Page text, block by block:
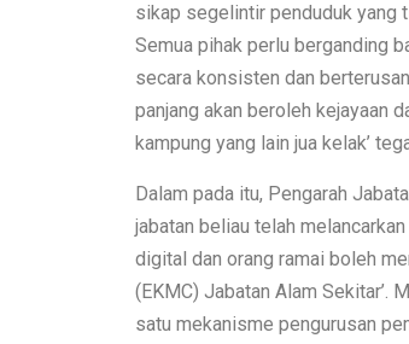
sikap segelintir penduduk yang
Semua pihak perlu berganding
secara konsisten dan
panjang akan beroleh kejayaan
kampung yang lain jua kelak’
Dalam pada itu, Pengarah
jabatan beliau telah
digital dan orang ramai boleh
(EKMC) Jabatan Alam Sekitar’.
satu mekanisme pengurusan